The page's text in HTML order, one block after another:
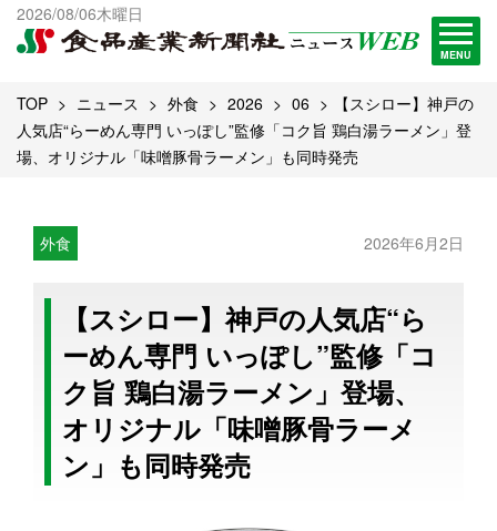
2026/08/06木曜日
MENU
出版物一覧へ
試読・購読申し込み
TOP ニュース 外食 2026 06
【スシロー】神戸の
人気店“らーめん専門 いっぽし”監修「コク旨 鶏白湯ラーメン」登
場、オリジナル「味噌豚骨ラーメン」も同時発売
外食 2026年6月2日
【スシロー】神戸の人気店“ら
ーめん専門 いっぽし”監修「コ
ク旨 鶏白湯ラーメン」登場、
オリジナル「味噌豚骨ラーメ
ン」も同時発売